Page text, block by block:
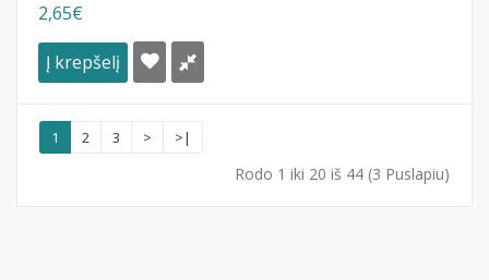
2,65€
Į krepšelį
1 2 3 > >|
Rodo 1 iki 20 iš 44 (3 Puslapiu)